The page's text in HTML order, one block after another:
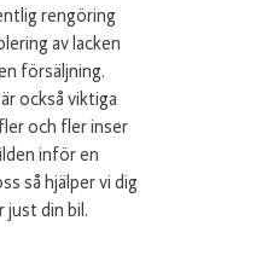
rengöring
av lacken
försäljning.
också viktiga
och fler inser
inför en
så hjälper vi dig
just din bil.